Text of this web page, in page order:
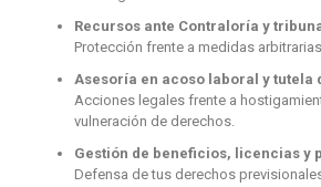
Recursos ante Contraloría y
Protección frente a medidas
Asesoría en acoso laboral y tutela
Acciones legales frente a
vulneración de derechos.
Gestión de beneficios, licencias y
Defensa de tus derechos